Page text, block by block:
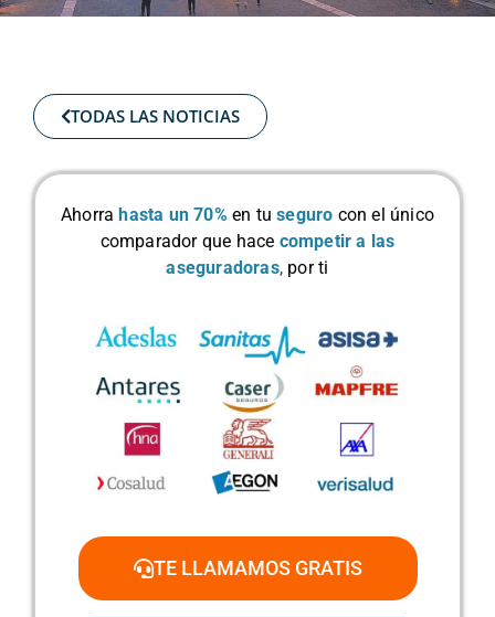
TODAS LAS NOTICIAS
Ahorra hasta un 70% en tuseguro con el único
comparador que hace competir a las
aseguradoras, por ti
TE LLAMAMOS GRATIS